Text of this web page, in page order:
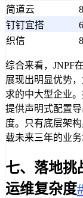
简道云
钉钉宜搭
织信
综合来看，JNPF在
展现出明显优势
求的中大型企业
提供声明式配置
度。只有底层架
载未来三年的业务
七、落地挑
运维复杂度